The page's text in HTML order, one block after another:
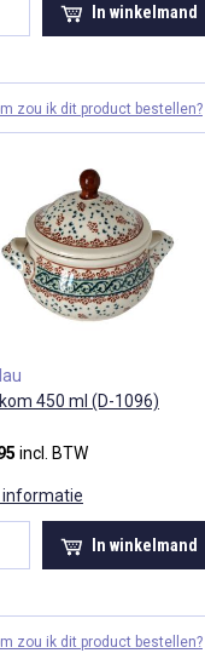
In winkelmand
zou ik dit product bestellen?
450 ml (D-1096)
incl. BTW
informatie
In winkelmand
zou ik dit product bestellen?